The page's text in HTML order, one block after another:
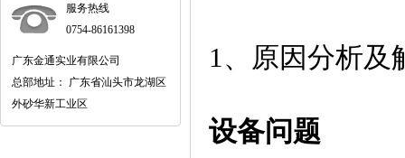
服务热线
0754-86161398
广东金通实业有限公司
总部地址： 广东省汕头市龙湖区
外砂华新工业区
1、原因分析及
设备问题